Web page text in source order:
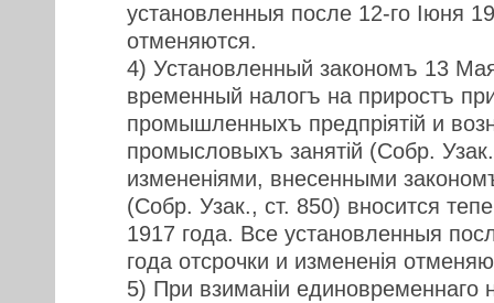
установленныя после 12-го Iюня
отменяются.
4) Установленный закономъ 13
временный налогъ на приростъ
промышленныхъ предпрiятiй и
промысловыхъ занятiй (Собр.
измененiями, внесенными
(Собр. Узак., ст. 850) вносится
1917 года. Все установленныя
года отсрочки и измененiя
5) При взиманiи единовременнаго